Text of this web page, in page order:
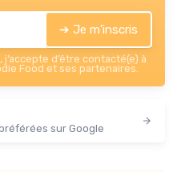
➔ Je m'inscris
d’être contacté(e) à
Food et ses partenaires.
sur Google